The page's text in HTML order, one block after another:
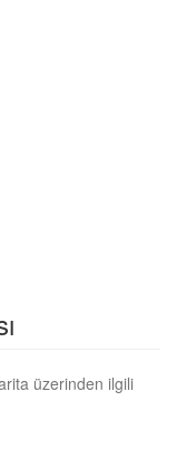
üzerinden ilgili